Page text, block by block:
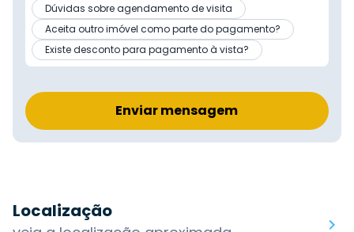
Dúvidas sobre agendamento de visita
Aceita outro imóvel como parte do pagamento?
Existe desconto para pagamento à vista?
Enviar mensagem
Localização